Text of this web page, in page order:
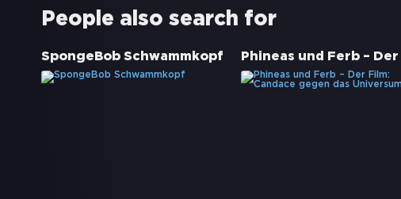
People also search for
SpongeBob Schwammkopf